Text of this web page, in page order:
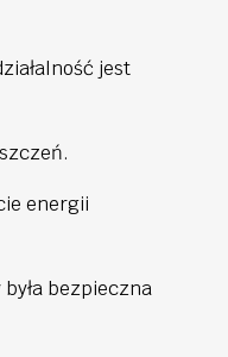
jest
energii
bezpieczna